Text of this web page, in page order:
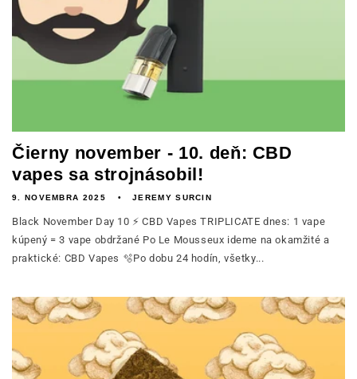
Čierny november - 10. deň: CBD
vapes sa strojnásobil!
9. NOVEMBRA 2025 JEREMY SURCIN
Black November Day 10 ⚡ CBD Vapes TRIPLICATE dnes: 1 vape
kúpený = 3 vape obdržané Po Le Mousseux ideme na okamžité a
praktické: CBD Vapes 🫧Po dobu 24 hodín, všetky...